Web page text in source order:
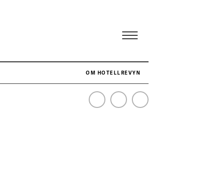
OM HOTELLREVYN
NÄR HOTELLREVYN SLOG SVENSKT REKORD I SIMPELHET